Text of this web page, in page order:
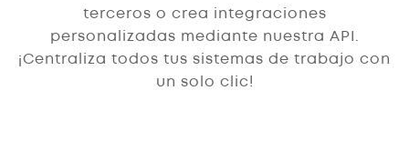
terceros o crea integraciones
personalizadas mediante nuestra API.
¡Centraliza todos tus sistemas de trabajo con
un solo clic!